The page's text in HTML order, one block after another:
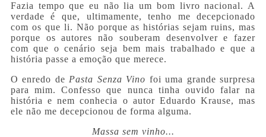
Fazia tempo que eu não lia um bom livro nacional. A
verdade é que, ultimamente, tenho me decepcionado
com os que li. Não porque as histórias sejam ruins, mas
porque os autores não souberam desenvolver e fazer
com que o cenário seja bem mais trabalhado e que a
história passe a emoção que merece.
O enredo de Pasta Senza Vino foi uma grande surpresa
para mim. Confesso que nunca tinha ouvido falar na
história e nem conhecia o autor Eduardo Krause, mas
ele não me decepcionou de forma alguma.
Massa sem vinho...